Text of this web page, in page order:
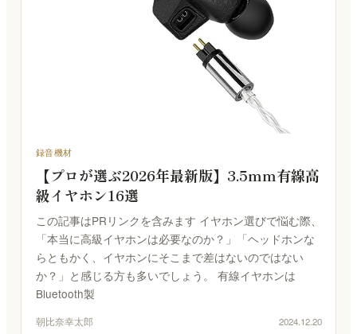
録音機材
【プロが選ぶ2026年最新版】3.5mm有線高
級イヤホン16選
この記事はPRリンクを含みます イヤホン選びで悩む際、
「本当に高級イヤホンは必要なのか？」「ヘッドホンな
らともかく、イヤホンにそこまで差はないのではない
か？」と感じる方も多いでしょう。 有線イヤホンは
Bluetooth製
朝比奈幸太郎 2024.12.20